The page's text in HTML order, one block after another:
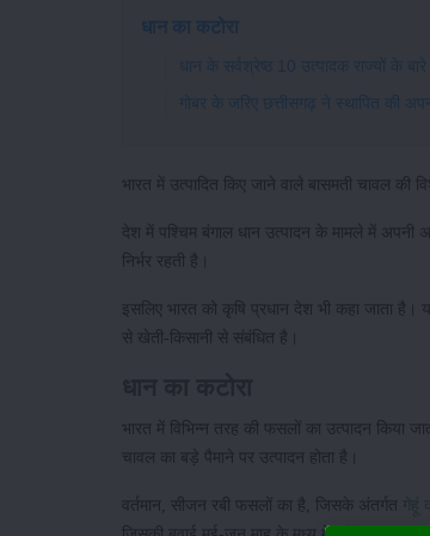
धान का कटोरा
धान के सर्वश्रेष्ठ 10 उत्पादक राज्यों के बारे
गोबर के जरिए छत्तीसगढ़ ने स्थापित की
भारत में उत्पादित किए जाने वाले बासमती चावल की
देश में पश्चिम बंगाल धान उत्पादन के मामले में अपनी
निर्भर रहती है।
इसलिए भारत को कृषि प्रधान देश भी कहा जाता
से खेती-किसानी से संबंधित है।
भारत में विभिन्न तरह की फसलों का उत्पादन किया
चावल का बड़े पैमाने पर उत्पादन होता है।
वर्तमान, सीजन रबी फसलों का है, जिसके अंतर्गत गेहूं